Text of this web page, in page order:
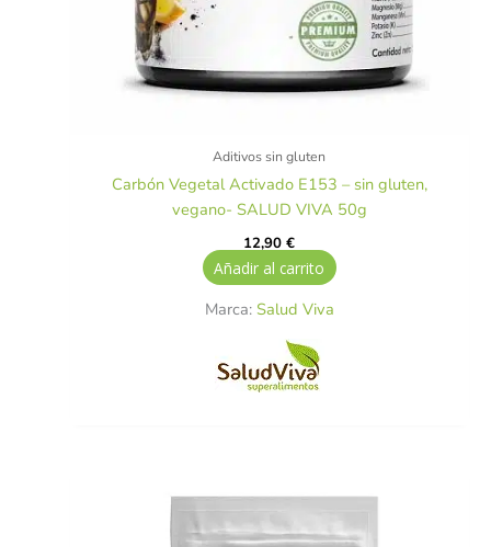
Aditivos sin gluten
Carbón Vegetal Activado E153 – sin gluten,
vegano- SALUD VIVA 50g
12,90€
Añadir al carrito
Marca: Salud Viva